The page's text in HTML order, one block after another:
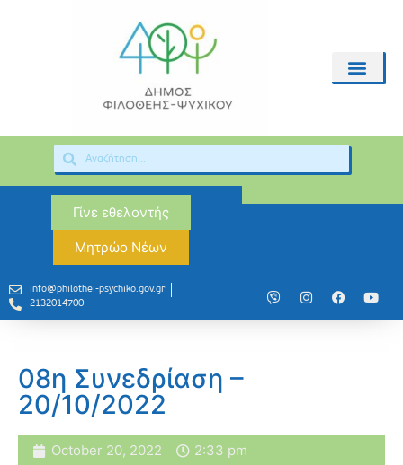
Γίνε εθελοντής
Μητρώο Νέων
info@philothei-psychiko.gov.gr
2132014700
08η Συνεδρίαση –
20/10/2022
October 20, 2022 2:33 pm